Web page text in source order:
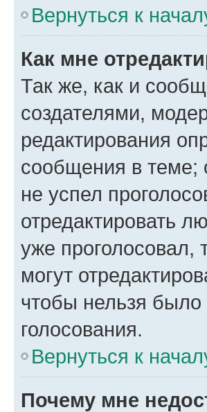
Вернуться к
Как мне
Так же, как и
создателями,
редактирования
сообщения в теме;
не успел
отредактировать
уже проголосовал,
могут
чтобы нельзя было
голосования.
Вернуться к
Почему мне